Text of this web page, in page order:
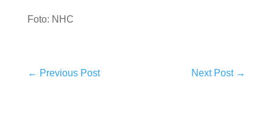
Foto: NHC
← Previous Post Next Post→